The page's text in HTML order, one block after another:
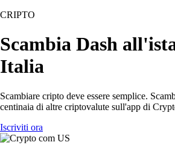
CRIPTO
Scambia Dash
Italia
Scambiare cripto deve essere semplice.
centinaia di altre criptovalute sull'app di
Iscriviti ora